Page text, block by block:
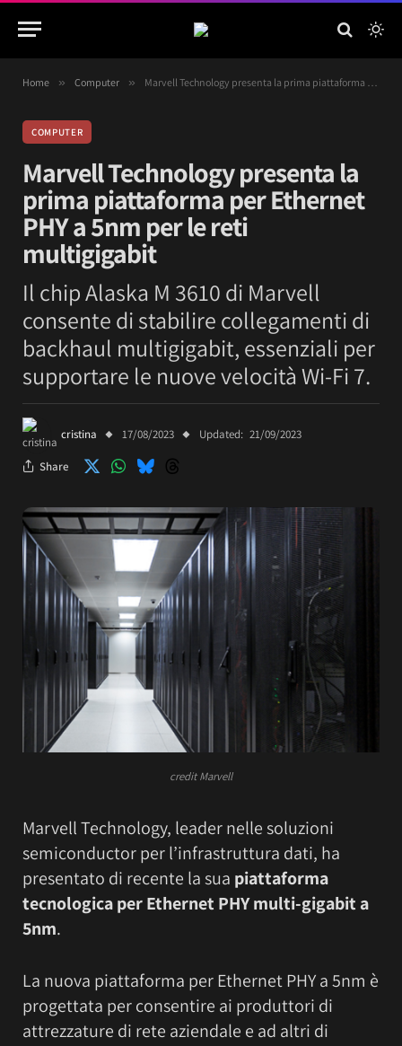
Home » Computer » Marvell Technology presenta la prima piattaforma per Ethernet PHY a 5nm per le reti multigigabit
COMPUTER
Marvell Technology presenta la
prima piattaforma per Ethernet
PHY a 5nm per le reti
multigigabit
Il chip Alaska M 3610 di Marvell
consente di stabilire collegamenti di
backhaul multigigabit, essenziali per
supportare le nuove velocità Wi-Fi 7.
cristina 17/08/2023 Updated: 21/09/2023
Share
credit Marvell
Marvell Technology, leader nelle soluzioni
semiconductor per l’infrastruttura dati, ha
presentato di recente la sua piattaforma
tecnologica per Ethernet PHY multi-gigabit a
5nm.
La nuova piattaforma per Ethernet PHY a 5nm è
progettata per consentire ai produttori di
attrezzature di rete aziendale e ad altri di